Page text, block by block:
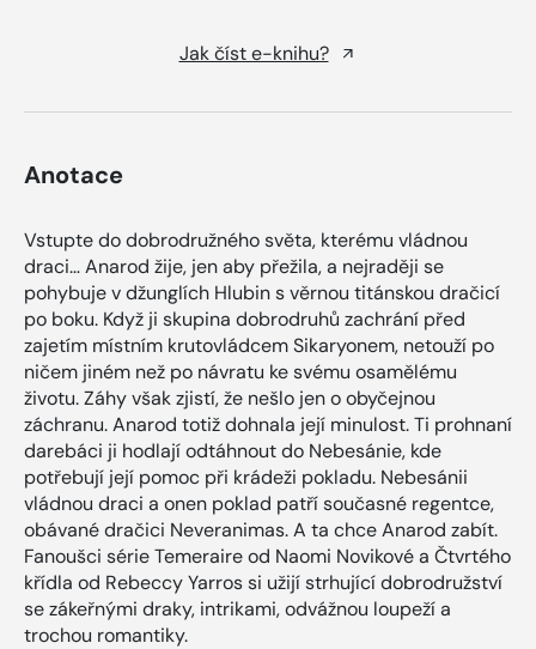
Jak číst e-knihu?
Anotace
Vstupte do dobrodružného světa, kterému vládnou
draci… Anarod žije, jen aby přežila, a nejraději se
pohybuje v džunglích Hlubin s věrnou titánskou dračicí
po boku. Když ji skupina dobrodruhů zachrání před
zajetím místním krutovládcem Sikaryonem, netouží po
ničem jiném než po návratu ke svému osamělému
životu. Záhy však zjistí, že nešlo jen o obyčejnou
záchranu. Anarod totiž dohnala její minulost. Ti prohnaní
darebáci ji hodlají odtáhnout do Nebesánie, kde
potřebují její pomoc při krádeži pokladu. Nebesánii
vládnou draci a onen poklad patří současné regentce,
obávané dračici Neveranimas. A ta chce Anarod zabít.
Fanoušci série Temeraire od Naomi Novikové a Čtvrtého
křídla od Rebeccy Yarros si užijí strhující dobrodružství
se zákeřnými draky, intrikami, odvážnou loupeží a
trochou romantiky.